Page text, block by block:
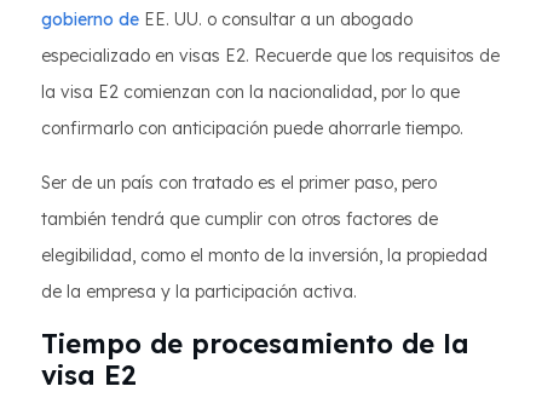
gobierno de EE. UU. o consultar a un abogado
especializado en visas E2. Recuerde que los requisitos de
la visa E2 comienzan con la nacionalidad, por lo que
confirmarlo con anticipación puede ahorrarle tiempo.
Ser de un país con tratado es el primer paso, pero
también tendrá que cumplir con otros factores de
elegibilidad, como el monto de la inversión, la propiedad
de la empresa y la participación activa.
Tiempo de procesamiento de la
visa E2